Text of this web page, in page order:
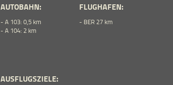
AUTOBAHN:
- A 103: 0,5 km
- A 104: 2 km
FLUGHAFEN:
- BER 27 km
AUSFLUGSZIELE: